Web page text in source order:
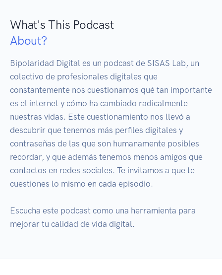
What's This Podcast
About?
Bipolaridad Digital es un podcast de SISAS Lab, un
colectivo de profesionales digitales que
constantemente nos cuestionamos qué tan importante
es el internet y cómo ha cambiado radicalmente
nuestras vidas. Este cuestionamiento nos llevó a
descubrir que tenemos más perfiles digitales y
contraseñas de las que son humanamente posibles
recordar, y que además tenemos menos amigos que
contactos en redes sociales. Te invitamos a que te
cuestiones lo mismo en cada episodio.
Escucha este podcast como una herramienta para